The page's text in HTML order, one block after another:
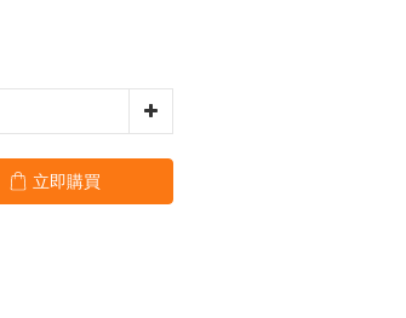
立即購買